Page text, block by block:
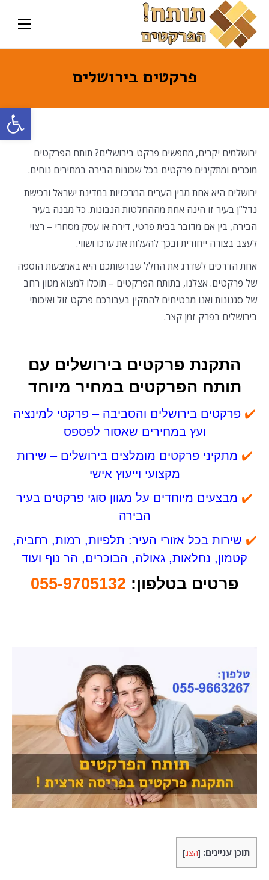
פתח
פרקטים בירושלים
ירושלמים יקרים, מחפשים פרקט בירושלים? תותח הפרקטים
מוכרים ומתקינים פרקטים בכל שכונות הבירה במחירים נוחים.
ירושלים היא אחת מבין הערים המרכזיות במדינת ישראל ורכישת
נדל”ן בעיר זו הינה אחת מההחלטות הנבונות. כל מבנה בעיר
הבירה, בין אם מדובר בבית פרטי, דירה או עסק מסחרי – רצוי
לעצב בצורה ייחודית ובכך להעלות את ערכו ושווי.
אחת הדרכים לשדרג את החלל שברשותכם היא באמצעות הוספה
של פרקטים. אצלנו, בתותח הפרקטים – תוכלו למצוא מגוון רחב
של סגנונות ואנו מבטיחים להתקין בעבורכם פרקט זול ואיכותי
בירושלים בפרק זמן קצר.
התקנת פרקטים בירושלים עם
תותח הפרקטים במחיר מיוחד
✔️ פרקטים בירושלים והסביבה – פרקטי למינציה
ועץ במחירים שאסור לפספס
✔️ מתקיני פרקטים מומלצים בירושלים – שירות
מקצועי וייעוץ אישי
✔️ מבצעים מיוחדים על מגוון סוגי פרקטים בעיר
הבירה
✔️ שירות בכל אזורי העיר: תלפיות, רמות, רחביה,
קטמון, נחלאות, גאולה, הבוכרים, הר נוף ועוד
פרטים בטלפון: 055-9705132
תוכן עניינים: [הצג]